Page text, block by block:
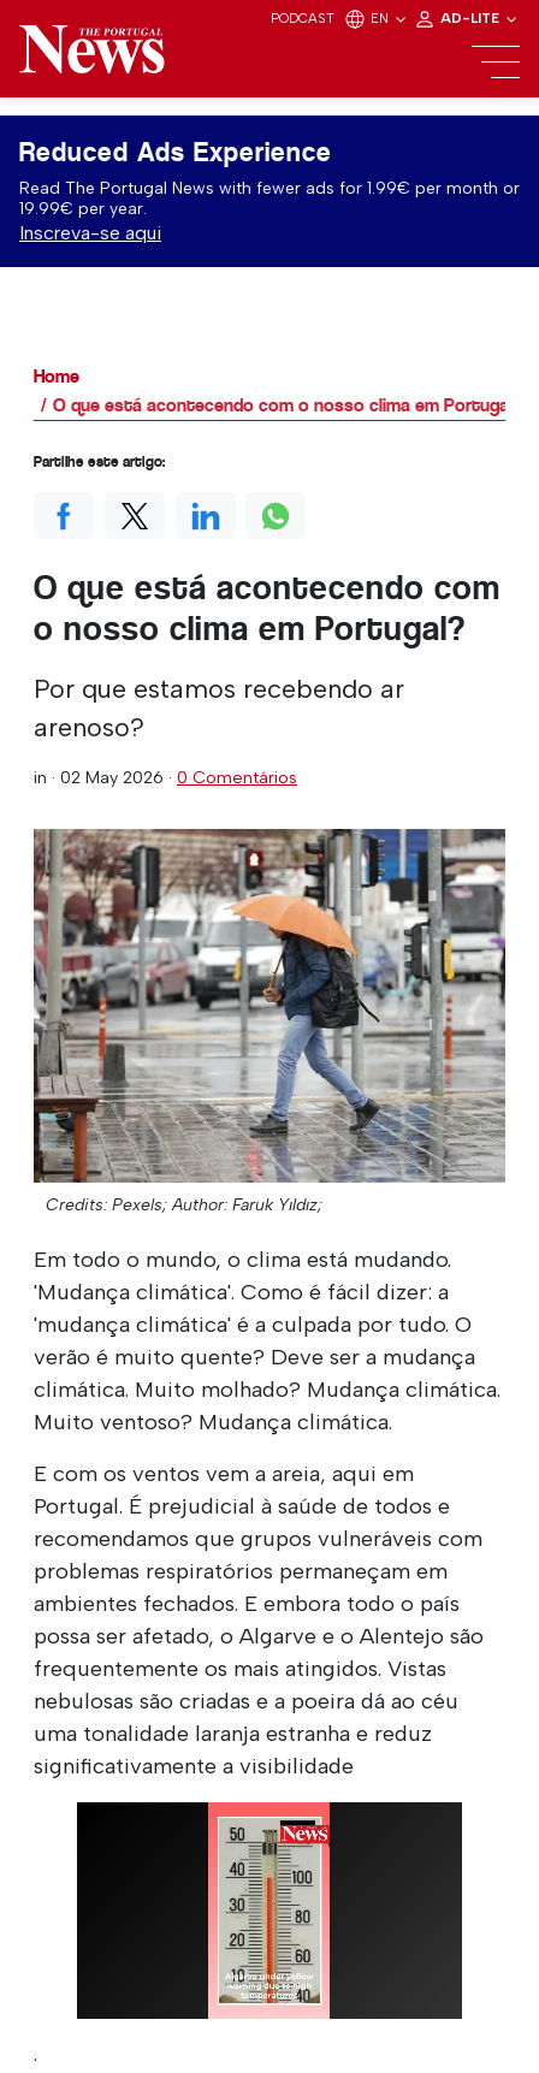
PODCAST EN AD-LITE
Reduced Ads Experience
Read The Portugal News with fewer ads for 1.99€ per month or
19.99€ per year.
Inscreva-se aqui
Home
O que está acontecendo com o nosso clima em Portugal?
O que está acontecendo com
o nosso clima em Portugal?
Por que estamos recebendo ar
arenoso?
in · 02 May 2026 · 0 Comentários
Credits: Pexels; Author: Faruk Yıldız;
Em todo o mundo, o clima está mudando.
'Mudança climática'. Como é fácil dizer: a
'mudança climática' é a culpada por tudo. O
verão é muito quente? Deve ser a mudança
climática. Muito molhado? Mudança climática.
Muito ventoso? Mudança climática.
E com os ventos vem a areia, aqui em
Portugal. É prejudicial à saúde de todos e
recomendamos que grupos vulneráveis com
problemas respiratórios permaneçam em
ambientes fechados. E embora todo o país
possa ser afetado, o Algarve e o Alentejo são
frequentemente os mais atingidos. Vistas
nebulosas são criadas e a poeira dá ao céu
uma tonalidade laranja estranha e reduz
significativamente a visibilidade
.
Partilhe este artigo: